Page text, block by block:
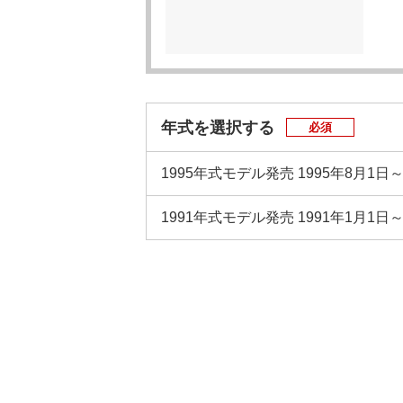
年式を選択する 必須
1995年式モデル発売 1995年8月1日～
1991年式モデル発売 1991年1月1日～